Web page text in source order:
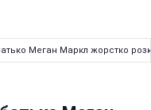
Меган Маркл жорстко